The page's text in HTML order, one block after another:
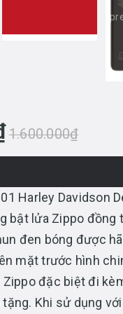
1.600.000₫
Harley Davidson
bật lửa Zippo đồng
đen bóng được
mặt trước hình
Zippo đặc biệt đi
Khi sử dụng với